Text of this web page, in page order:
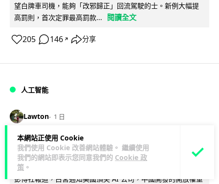
本網站正使用 Cookie
我們使用 Cookie 改善網站體驗。 繼續使用
我們的網站即表示您同意我們的 Cookie 政
策 。
望白牌車司機，能夠「改邪歸正」回流駕駛的士。新例大幅提
高罰則，首次定罪最高罰款...
閱讀全文
205 146 ↗ 分享
人工智能
Lawton 1 日
白宮拒測中國開放 AI 模型 業界質疑安
全框架選擇性執行
彭博社報道，白宮通知美國頂尖 AI 公司，中國開發的開放權重